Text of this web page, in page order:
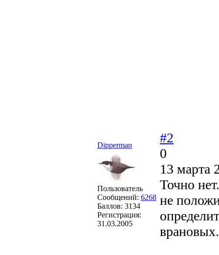
Dipperman
Пользователь
Сообщений: 6268
Баллов: 3134
Регистрация:
31.03.2005
#2
0
13 марта
Точно
не
врановых.